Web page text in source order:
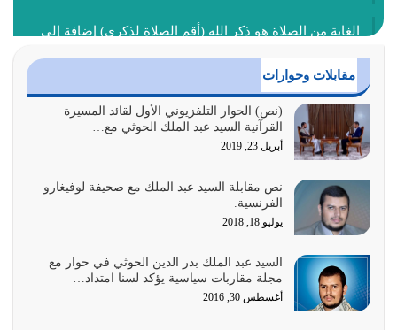
الغاية من الصلاة هو ذكر الله (أقم الصلاة لذكري) إضافة إلى
أغسطس 2, 2026
السبب الرئيسي لشقاء الأمة الابتعاد عن كتاب الله والتعدي
لحدود الله بالإضافات للدين
أغسطس 1, 2026
أبرز أسباب الشقاء هو الإعراض عن ذكر الله وعن هدى الله
المتمثل في القرآن الكريم
يوليو 31, 2026
أولياء الشيطان كلما كانوا أكثر ولاءً وطاعة للشيطان كلما كانوا
أكثر ضعفاً
يوليو 30, 2026
مقابلات وحوارات
(نص) الحوار التلفزيوني الأول لقائد المسيرة
القرآنية السيد عبد الملك الحوثي مع…
أبريل 23, 2019
نص مقابلة السيد عبد الملك مع صحيفة لوفيغارو
الفرنسية.
يوليو 18, 2018
السيد عبد الملك بدر الدين الحوثي في حوار مع
مجلة مقاربات سياسية يؤكد لسنا امتداد…
أغسطس 30, 2016